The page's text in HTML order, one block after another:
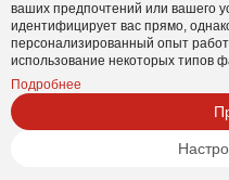
Иностранное унитарное
«БелВиллесден» УНП 800001064
Юридический адрес: 220024, г.
Тел/факс: 207-50 - 45
Банковские реквизиты: БИК
Минск, ул. Радиальная, 38а УНП
ваших предпочтений или вашего
идентифицирует вас прямо,
персонализированный опыт
использование некоторых типов
Подробнее